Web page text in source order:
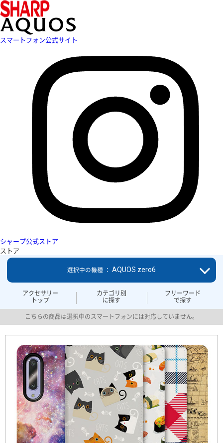
スマートフォン公式サイト
シャープ公式ストア
ストア
アクセサリー
トップ
カテゴリ別
に探す
フリーワード
で探す
選択中の機種 ： AQUOS zero6
こちらの商品は選択中のスマートフォンには対応していません。